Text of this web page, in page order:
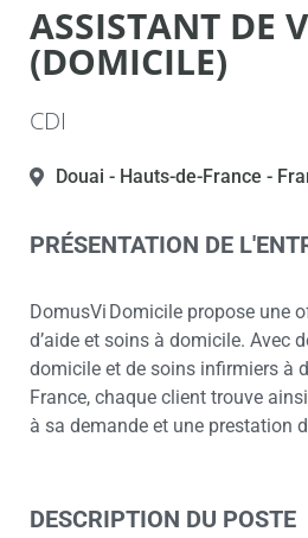
ASSISTANT DE
(DOMICILE)
CDI
Douai - Hauts-de-France -
PRÉSENTATION DE
DomusVi Domicile propose une
d’aide et soins à domicile. Avec
domicile et de soins infirmiers à
France, chaque client trouve
à sa demande et une prestation
DESCRIPTION DU POSTE